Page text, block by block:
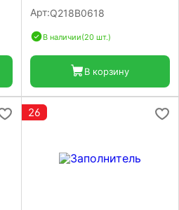
Арт:Q218B0618
В наличии(20 шт.)
В корзину
26